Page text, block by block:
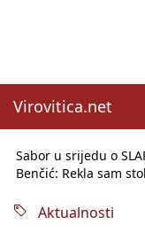
Virovitica.net
Sabor u srijedu o
Benčić: Rekla sam
godineAktualnosti